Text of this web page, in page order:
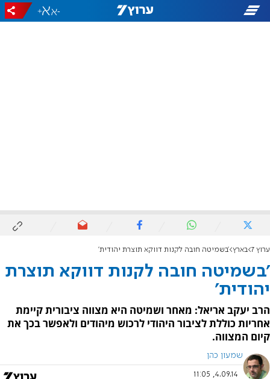
-
+
ערוץ 7 בארץ 'בשמיטה חובה לקנות דווקא תוצרת יהודית'
'בשמיטה חובה לקנות דווקא תוצרת
יהודית'
הרב יעקב אריאל: מאחר ושמיטה היא מצווה ציבורית קיימת
אחריות כוללת לציבור היהודי לרכוש מיהודים ולאפשר בכך את
קיום המצווה.
שמעון כהן
4.09.14, 11:05